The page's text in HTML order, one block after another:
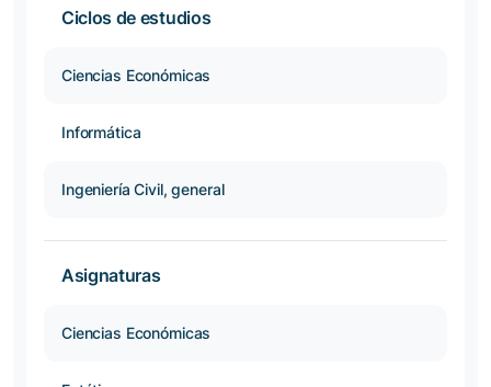
Ciclos de estudios
Ciencias Económicas
Informática
Ingeniería Civil, general
Asignaturas
Ciencias Económicas